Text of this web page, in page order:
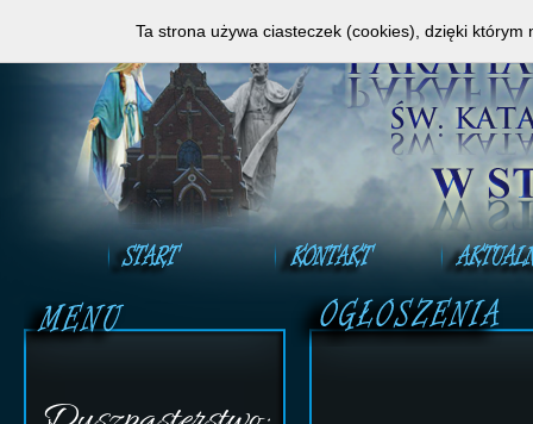
Ta strona używa ciasteczek (cookies), dzięki którym